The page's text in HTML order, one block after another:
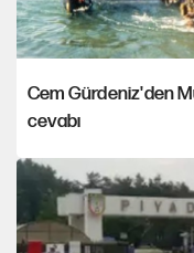
Cem Gürdeniz'den
cevabı